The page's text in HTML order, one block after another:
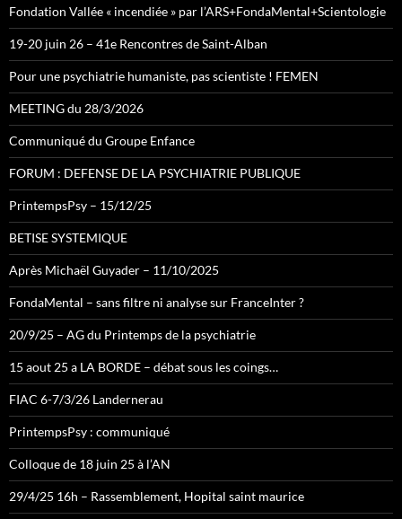
Fondation Vallée « incendiée » par l’ARS+FondaMental+Scientologie
19-20 juin 26 – 41e Rencontres de Saint-Alban
Pour une psychiatrie humaniste, pas scientiste ! FEMEN
MEETING du 28/3/2026
Communiqué du Groupe Enfance
FORUM : DEFENSE DE LA PSYCHIATRIE PUBLIQUE
PrintempsPsy – 15/12/25
BETISE SYSTEMIQUE
Après Michaël Guyader – 11/10/2025
FondaMental – sans filtre ni analyse sur FranceInter ?
20/9/25 – AG du Printemps de la psychiatrie
15 aout 25 a LA BORDE – débat sous les coings…
FIAC 6-7/3/26 Landernerau
PrintempsPsy : communiqué
Colloque de 18 juin 25 à l’AN
29/4/25 16h – Rassemblement, Hopital saint maurice